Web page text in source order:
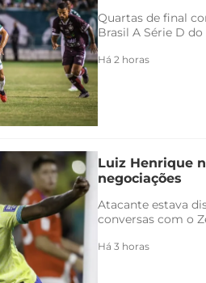
Quartas de final
Brasil A Série D
Há 2 horas
Luiz Henrique
negociações
Atacante estava
conversas com o
Há 3 horas